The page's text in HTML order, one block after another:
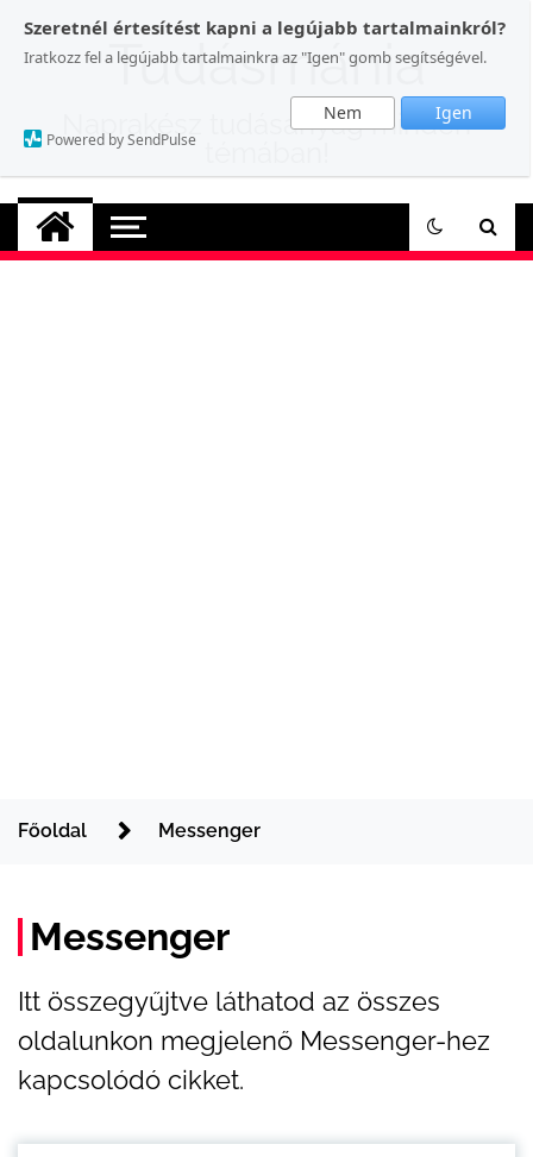
Szeretnél értesítést kapni a legújabb tartalmainkról?
Iratkozz fel a legújabb tartalmainkra az "Igen" gomb segítségével.
Nem Igen
Powered by SendPulse
content
Tudásmánia
Naprakész tudásanyag minden
Főoldal Messenger
Messenger
Itt összegyűjtve láthatod az összes
oldalunkon megjelenő Messenger-hez
kapcsolódó cikket.